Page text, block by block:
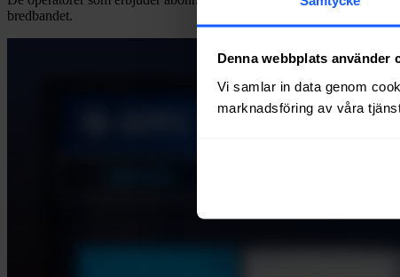
Denna webbplats använder
Vi samlar in data genom
marknadsföring av våra
bredbandet.